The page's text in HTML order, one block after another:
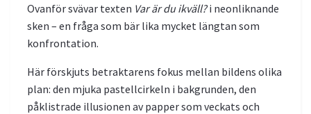
Ovanför svävar texten Var är du ikväll?i neonliknande
sken – en fråga som bär lika mycket längtan som
konfrontation.
Här förskjuts betraktarens fokus mellan bildens olika
plan: den mjuka pastellcirkeln i bakgrunden, den
påklistrade illusionen av papper som veckats och